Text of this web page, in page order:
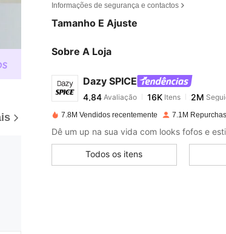
Informações de segurança e contactos
Tamanho E Ajuste
Sobre A Loja
Dazy SPICE
4,84
4,84Avaliação 16KItens 2M
m***1pago1 dia atrás
4,84
7.8M Vendidos recentemente 7.1M
Dê um up na sua vida com looks fofos e
Todos os itens